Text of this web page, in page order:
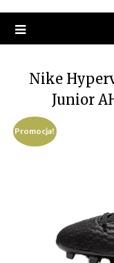
Nike
Junior
Promocja!